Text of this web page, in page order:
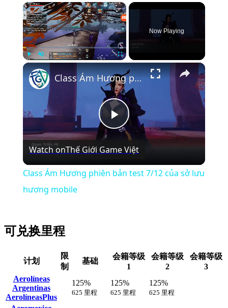
×
Play Unmute
Now Playing
×
Play
Video
Class Ám Hương phiên bản test 7/12 của sở lưu hương mobile
Watch onThế Giới Game Việt
Class Ám Hương phiên bản test 7/12 của sở lưu
hương mobile
可兑换里程
计划
限
制
基础
会籍等级
1
会籍等级
2
会籍等级
3
Aerolíneas
Argentinas
AerolíneasPlus
125%
625 里程
125%
625 里程
125%
625 里程